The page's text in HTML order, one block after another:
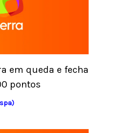
em queda e fecha
pontos